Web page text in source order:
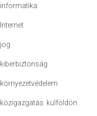
informatika
Internet
jog
kiberbiztonság
környezetvédelem
közigazgatás: külföldön